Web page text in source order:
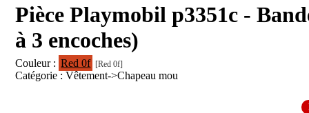
Pièce Playmobil p3351c -
à 3 encoches)
Couleur : Red 0f [Red 0f]
Catégorie : Vêtement->Chapeau mou